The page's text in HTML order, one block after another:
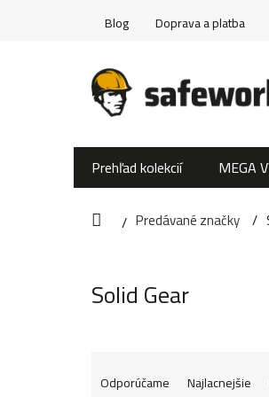
Blog Doprava a platba
Prehľad kolekcií MEGA
DomovPredávané značky
Solid Gear
Odporúčame Najlacnejšie